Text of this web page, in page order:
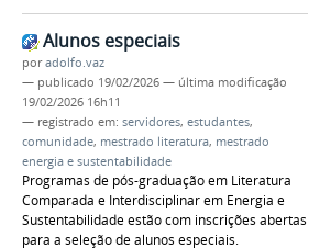
Alunos especiais
poradolfo.vaz
— publicado 19/02/2026 — última modificação
19/02/2026 16h11
— registrado em: servidores, estudantes,
comunidade, mestrado literatura, mestrado
energia e sustentabilidade
Programas de pós-graduação em Literatura
Comparada e Interdisciplinar em Energia e
Sustentabilidade estão com inscrições abertas
para a seleção de alunos especiais.